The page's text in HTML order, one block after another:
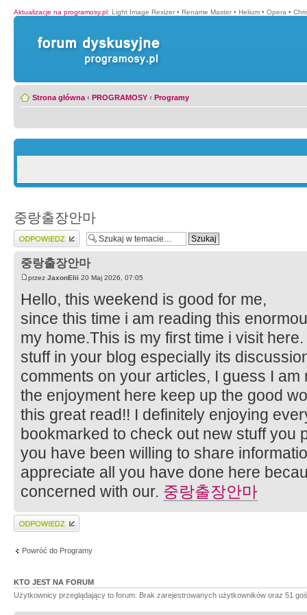
Aktualizacje na programosy.pl: Light Image Resizer • Rename Master • Helium • Opera •
Strona główna ‹ PROGRAMOSY ‹ Programy
중랑출장안마
Wyślij odpowiedź
중랑출장안마
przez JaxonElii 20 Maj 2026, 07:05
Hello, this weekend is good for me,
since this time i am reading this
my home.This is my first time i visit
stuff in your blog especially its
comments on your articles, I guess I
the enjoyment here keep up the good
this great read!! I definitely enjoying
bookmarked to check out new stuff you
you have been willing to share
appreciate all you have done here
concerned with our. 중랑출장안마
Wyślij odpowiedź
Powróć do Programy
KTO JEST NA FORUM
Użytkownicy przeglądający to forum: Brak zarejestrowanych użytkowników oraz 51